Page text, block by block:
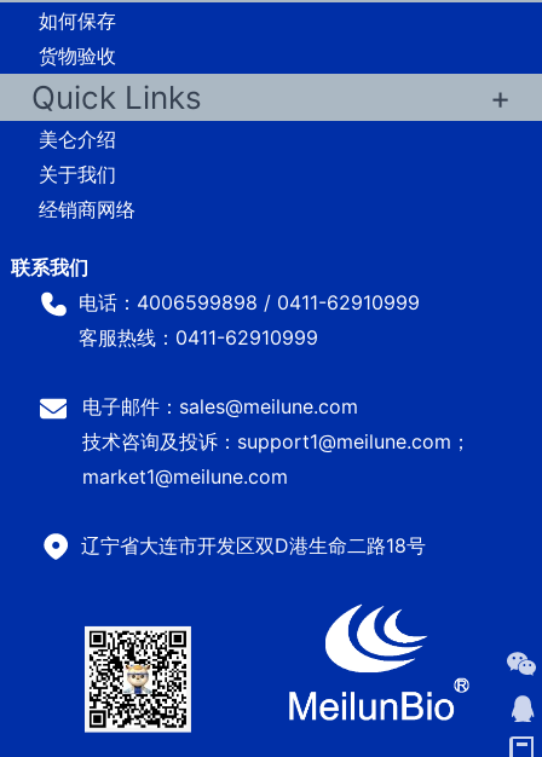
如何保存
货物验收
Quick Links
美仑介绍
关于我们
经销商网络
电话：4006599898 / 0411-62910999
客服热线：0411-62910999
电子邮件：sales@meilune.com
技术咨询及投诉：support1@meilune.com；
market1@meilune.com
辽宁省大连市开发区双D港生命二路18号